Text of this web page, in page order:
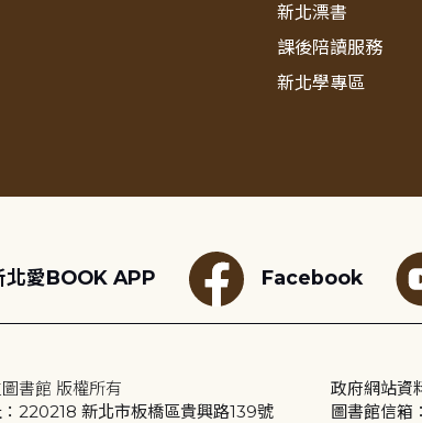
新北漂書
課後陪讀服務
新北學專區
北愛BOOK APP Facebook
書館 版權所有
220218 新北市板橋區貴興路139號
政府網站資
圖書館信